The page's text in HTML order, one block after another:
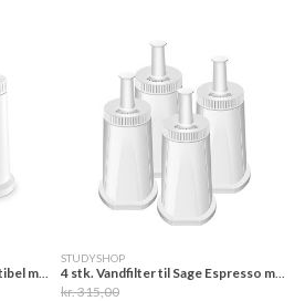
Sage vandfilter 3 stk. Kompatibel med Sage
STUDYSHOP
4 stk. Vandfilter til Sage Espresso maskiner
kr. 315,00